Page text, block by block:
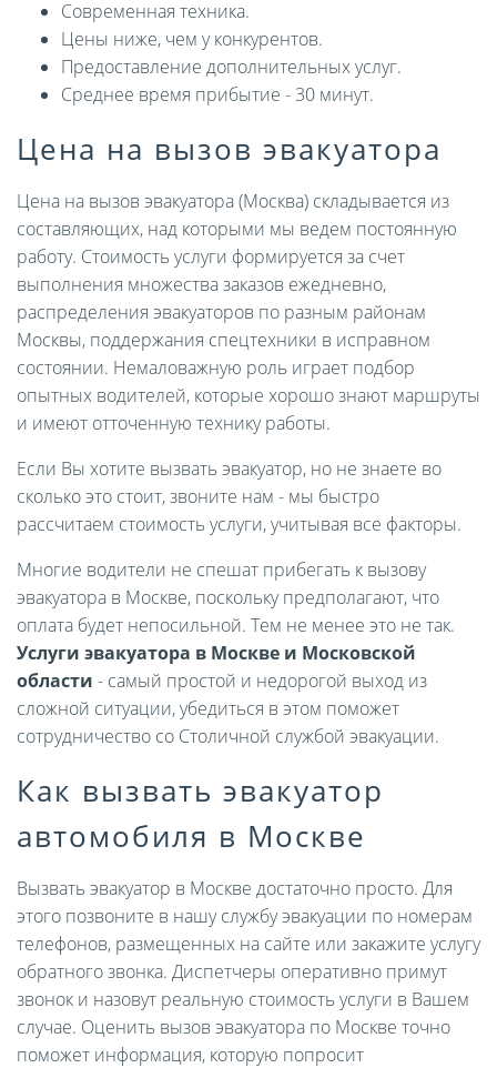
Современная техника.
Цены ниже, чем у конкурентов.
Предоставление дополнительных услуг.
Среднее время прибытие - 30 минут.
Цена на вызов эвакуатора
Цена на вызов эвакуатора (Москва) складывается из
составляющих, над которыми мы ведем постоянную
работу. Стоимость услуги формируется за счет
выполнения множества заказов ежедневно,
распределения эвакуаторов по разным районам
Москвы, поддержания спецтехники в исправном
состоянии. Немаловажную роль играет подбор
опытных водителей, которые хорошо знают маршруты
и имеют отточенную технику работы.
Если Вы хотите вызвать эвакуатор, но не знаете во
сколько это стоит, звоните нам - мы быстро
рассчитаем стоимость услуги, учитывая все факторы.
Многие водители не спешат прибегать к вызову
эвакуатора в Москве, поскольку предполагают, что
оплата будет непосильной. Тем не менее это не так.
Услуги эвакуатора в Москве и Московской
области - самый простой и недорогой выход из
сложной ситуации, убедиться в этом поможет
сотрудничество со Столичной службой эвакуации.
Как вызвать эвакуатор
автомобиля в Москве
Вызвать эвакуатор в Москве достаточно просто. Для
этого позвоните в нашу службу эвакуации по номерам
телефонов, размещенных на сайте или закажите услугу
обратного звонка. Диспетчеры оперативно примут
звонок и назовут реальную стоимость услуги в Вашем
случае. Оценить вызов эвакуатора по Москве точно
поможет информация, которую попросит